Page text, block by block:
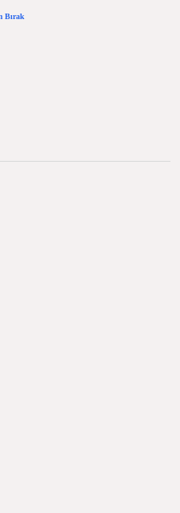
Bırak